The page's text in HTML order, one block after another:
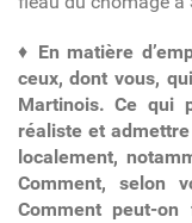
♦ En matière
ceux, dont vous,
Martinois. Ce qui
réaliste et
localement,
Comment, selon
Comment peut-